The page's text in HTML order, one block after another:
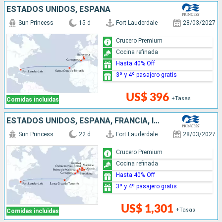
ESTADOS UNIDOS, ESPAÑA
Comidas incluidas
Sun Princess 15 d Fort Lauderdale 28/03/2027
US$ 396 +Tasas
Crucero Premium
Cocina refinada
Hasta 40% Off
3º y 4º pasajero gratis
ESTADOS UNIDOS, ESPAÑA, FRANCIA, ITALIA
Comidas incluidas
Sun Princess 22 d Fort Lauderdale 28/03/2027
US$ 1,301 +Tasas
Crucero Premium
Cocina refinada
Hasta 40% Off
3º y 4º pasajero gratis